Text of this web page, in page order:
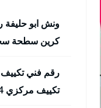
كرين سطحة سحب
تكييف مركزي 24 ساعة